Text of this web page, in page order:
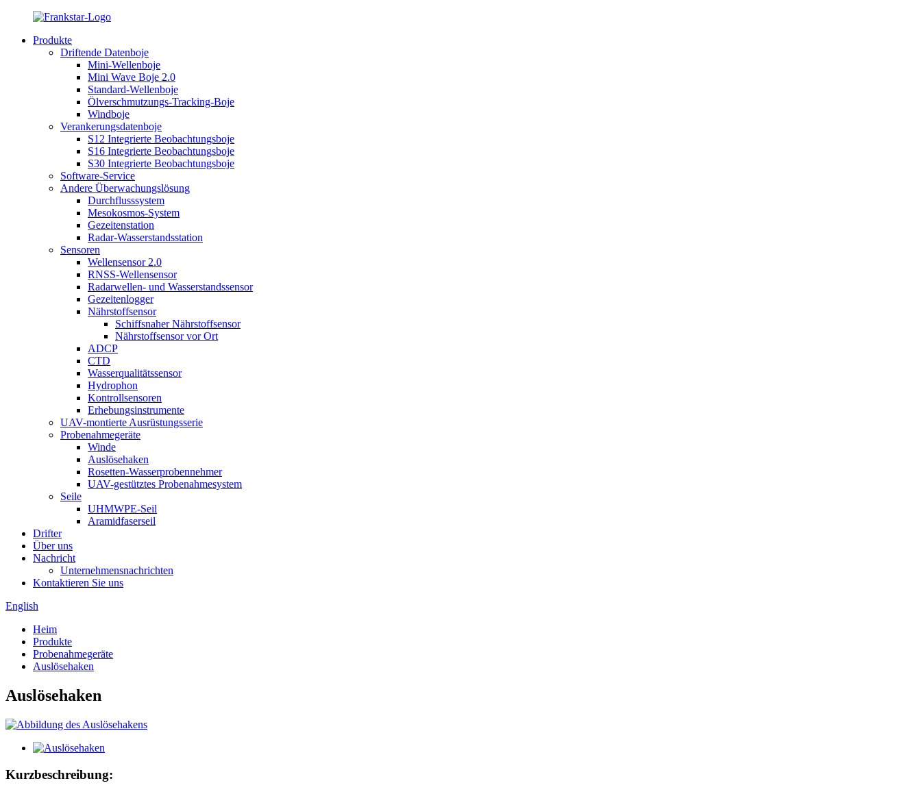
Produkte
Driftende Datenboje
Mini-Wellenboje
Mini Wave Boje 2.0
Standard-Wellenboje
Ölverschmutzungs-Tracking-Boje
Windboje
Verankerungsdatenboje
S12 Integrierte Beobachtungsboje
S16 Integrierte Beobachtungsboje
S30 Integrierte Beobachtungsboje
Software-Service
Andere Überwachungslösung
Durchflusssystem
Mesokosmos-System
Gezeitenstation
Radar-Wasserstandsstation
Sensoren
Wellensensor 2.0
RNSS-Wellensensor
Radarwellen- und Wasserstandssensor
Gezeitenlogger
Nährstoffsensor
Schiffsnaher Nährstoffsensor
Nährstoffsensor vor Ort
ADCP
CTD
Wasserqualitätssensor
Hydrophon
Kontrollsensoren
Erhebungsinstrumente
UAV-montierte Ausrüstungsserie
Probenahmegeräte
Winde
Auslösehaken
Rosetten-Wasserprobennehmer
UAV-gestütztes Probenahmesystem
Seile
UHMWPE-Seil
Aramidfaserseil
Drifter
Über uns
Nachricht
Unternehmensnachrichten
Kontaktieren Sie uns
English
Heim
Produkte
Probenahmegeräte
Auslösehaken
Auslösehaken
Kurzbeschreibung: